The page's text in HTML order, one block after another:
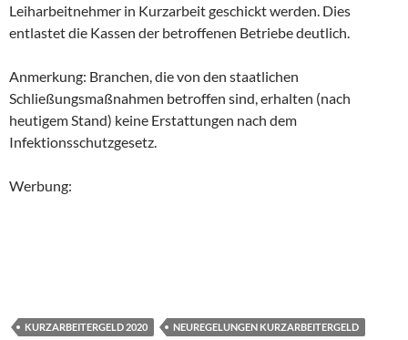
Leiharbeitnehmer in Kurzarbeit geschickt werden. Dies
entlastet die Kassen der betroffenen Betriebe deutlich.
Anmerkung: Branchen, die von den staatlichen
Schließungsmaßnahmen betroffen sind, erhalten (nach
heutigem Stand) keine Erstattungen nach dem
Infektionsschutzgesetz.
Werbung:
KURZARBEITERGELD 2020 NEUREGELUNGEN KURZARBEITERGELD